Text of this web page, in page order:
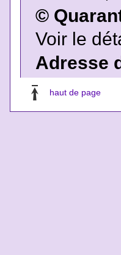
©
Voir le
Adresse
haut de page